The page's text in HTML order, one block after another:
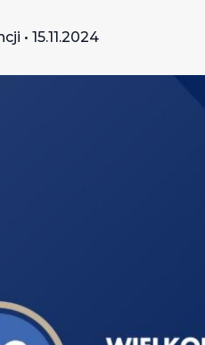
• 15.11.2024